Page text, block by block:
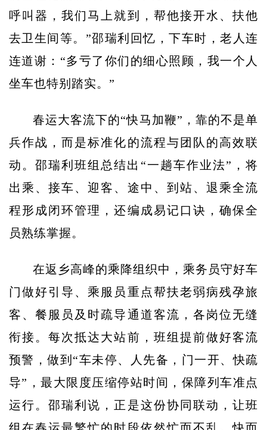
呼叫器，我们马上就到，帮他接开水、扶他
去卫生间等。”邵瑞利回忆，下车时，老人连
连道谢：“多亏了你们的细心照顾，我一个人
坐车也特别踏实。”
春运大客流下的“快马加鞭”，靠的不是单
兵作战，而是标准化的流程与团队的高效联
动。邵瑞利班组总结出“一趟车作业法”，将
出乘、接车、迎客、途中、到站、退乘全流
程形成闭环管理，还编成易记口诀，确保全
员熟练掌握。
在返乡高峰的乘降组织中，乘务员守好车
门做好引导、乘服员重点帮扶老弱病残孕旅
客、餐服员及时疏导通道客流，各岗位无缝
衔接。每次抵达大站前，班组提前做好客流
预警，做到“车未停、人先备，门一开、快疏
导”，最大限度压缩停站时间，保障列车准点
运行。邵瑞利说，正是这份协同联动，让班